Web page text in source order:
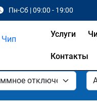
Пн-Сб | 09:00 - 19:00
Услуги
Контакты